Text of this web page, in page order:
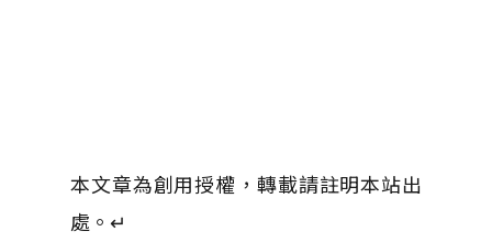
本文章為創用授權，轉載請註明本站出
處。↵